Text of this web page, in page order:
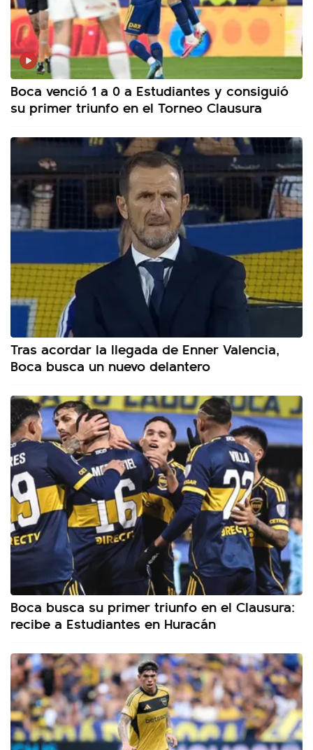
Boca venció 1 a 0 a Estudiantes y consiguió
su primer triunfo en el Torneo Clausura
Tras acordar la llegada de Enner Valencia,
Boca busca un nuevo delantero
Boca busca su primer triunfo en el Clausura:
recibe a Estudiantes en Huracán